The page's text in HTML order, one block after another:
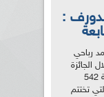
:
رباحي
اقل من 60 كلغ خلال الجائزة
الكبرى للجيدو لدوسلدورف (ألمانيا) بمشاركة 542
75 دولة والتي تختتم